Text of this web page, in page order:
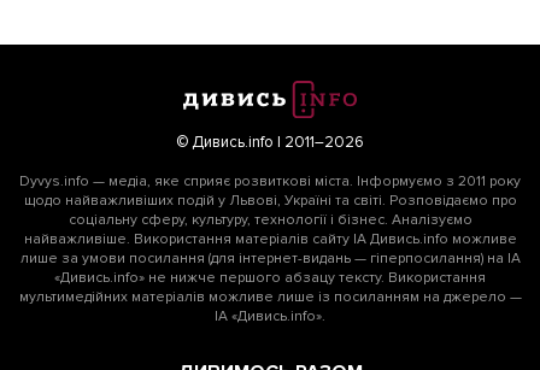
© Дивись.info | 2011–2026
Dyvys.info — медіа, яке сприяє розвиткові міста. Інформуємо з 2011 року
щодо найважливіших подій у Львові, Україні та світі. Розповідаємо про
соціальну сферу, культуру, технології і бізнес. Аналізуємо
найважливіше. Використання матеріалів сайту ІА Дивись.info можливе
лише за умови посилання (для інтернет-видань — гіперпосилання) на ІА
«Дивись.info» не нижче першого абзацу тексту. Використання
мультимедійних матеріалів можливе лише із посиланням на джерело —
ІА «Дивись.info».